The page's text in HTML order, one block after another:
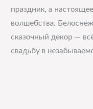
праздник, а
волшебства.
сказочный декор —
свадьбу в